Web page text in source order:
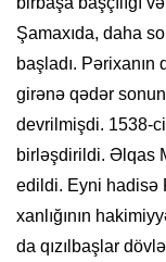
Şamaxıda, daha
başladı.
girənə qədər
devrilmişdi. 1538-
birləşdirildi. Əlqas
edildi. Eyni hadisə
xanlığının
da qızılbaşlar